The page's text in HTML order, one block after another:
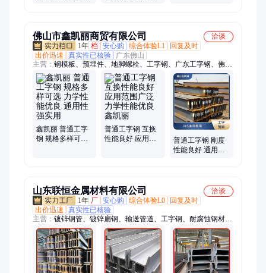
佛山市鑫凯丽商贸有限公司
洽谈
1年 档 安心购 综合体验L1
回复及时
出价迅速
真实性已核验
广东佛山
主营： 钢模板、预埋件、地脚螺栓、工字钢、广东工字钢、佛山
工字钢、C型钢、声测管、H型钢、角钢、槽钢、广东钢模板、
广东预埋件、广东地脚螺栓、广东C型钢、广东声测管、广东H
型钢、广东角钢、广东槽钢、佛山钢模板、佛山预埋件、佛山地
脚螺栓、佛山C型钢、佛山声测管、佛山H型钢
鑫凯丽 普通工字
钢 规格多样可选
普通工字钢 互换
性能良好 应用范
普通工字钢 刚度
性能良好 通用性
山东联恒金属材料有限公司
洽谈
1年 厂 安心购 综合体验L0
回复及时
出价迅速
真实性已核验
主营： 镀锌钢管、镀锌扁钢、输送管道、工字钢、耐腐蚀钢材、
工程专用钢材